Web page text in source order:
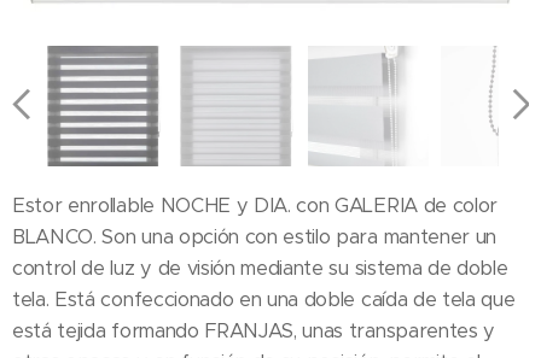
Estor enrollable NOCHE y DIA. con GALERIA de color
BLANCO. Son una opción con estilo para mantener un
control de luz y de visión mediante su sistema de doble
tela. Está confeccionado en una doble caída de tela que
está tejida formando FRANJAS, unas transparentes y